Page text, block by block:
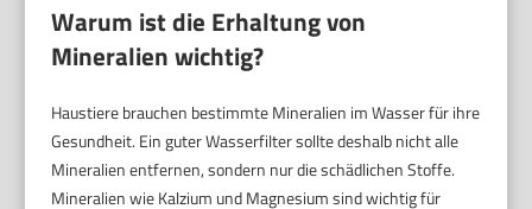
Warum ist die Erhaltung von
Mineralien wichtig?
Haustiere brauchen bestimmte Mineralien im Wasser für ihre
Gesundheit. Ein guter Wasserfilter sollte deshalb nicht alle
Mineralien entfernen, sondern nur die schädlichen Stoffe.
Mineralien wie Kalzium und Magnesium sind wichtig für